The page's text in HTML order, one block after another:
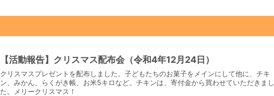
【活動報告】クリスマス配布会（令和4年12月24日）
クリスマスプレゼントを配布しました。子どもたちのお菓子をメインにして他に、チキ
ン、みかん、らくがき帳、お米5キロなど。チキンは、寄付金から買わせていただきまし
た。メリークリスマス！